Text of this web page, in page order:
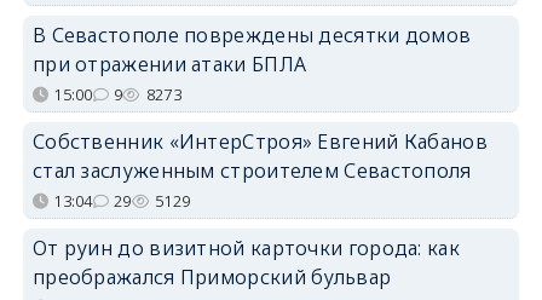
В Севастополе повреждены десятки домов
при отражении атаки БПЛА
15:00 9 8273
Собственник «ИнтерСтроя» Евгений Кабанов
стал заслуженным строителем Севастополя
13:04 29 5129
От руин до визитной карточки города: как
преображался Приморский бульвар